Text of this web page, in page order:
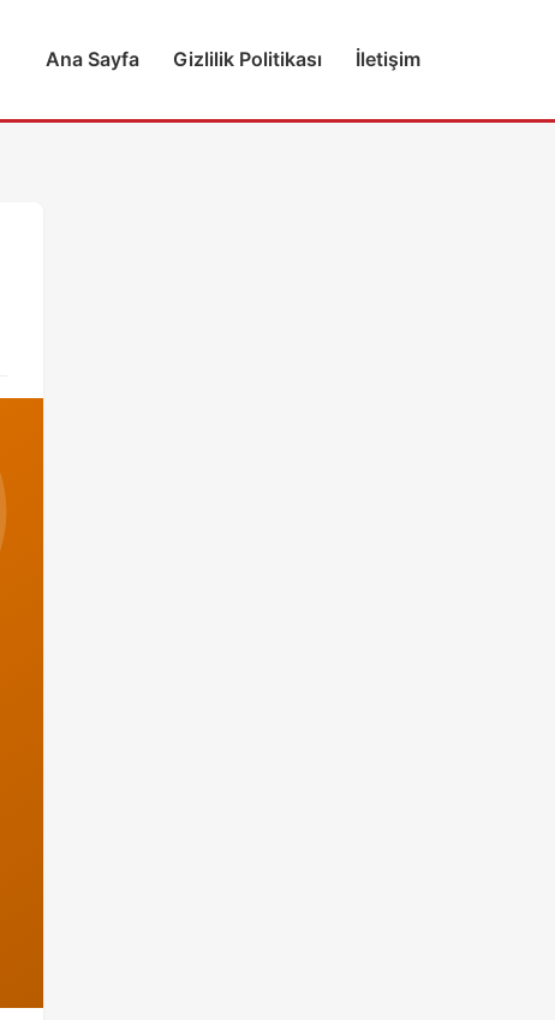
Ana Sayfa Gizlilik Politikası İletişim